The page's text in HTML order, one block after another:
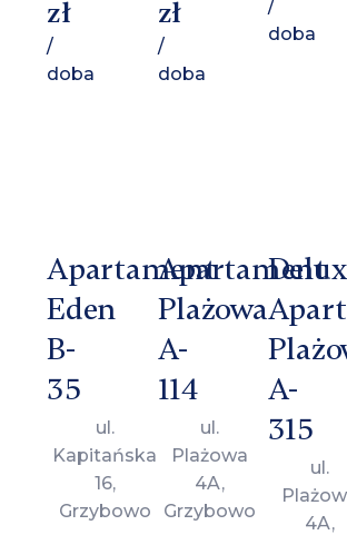
zł
/
doba
zł
/
doba
/
doba
Apartament
Eden
B-
35
ul.
Kapitańska
16,
Grzybowo
Apartament
Plażowa
A-
114
ul.
Plażowa
4A,
Grzybowo
A-
315
ul.
4A,